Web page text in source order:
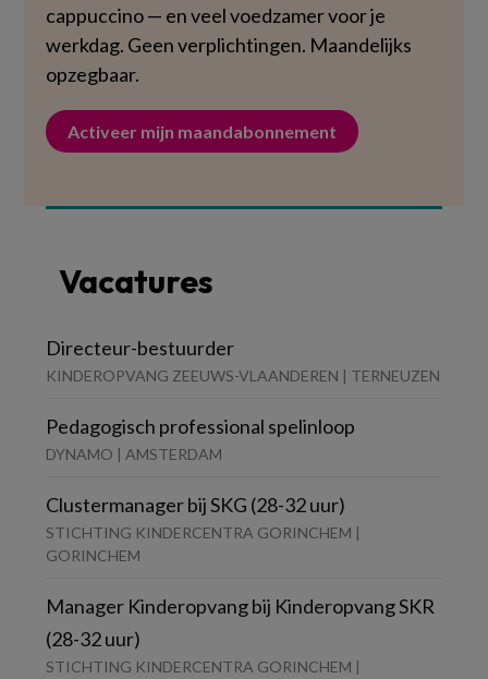
cappuccino — en veel voedzamer voor je
werkdag. Geen verplichtingen. Maandelijks
opzegbaar.
Activeer mijn maandabonnement
Vacatures
Directeur-bestuurder
KINDEROPVANG ZEEUWS-VLAANDEREN | TERNEUZEN
Pedagogisch professional spelinloop
DYNAMO | AMSTERDAM
Clustermanager bij SKG (28-32 uur)
STICHTING KINDERCENTRA GORINCHEM |
GORINCHEM
Manager Kinderopvang bij Kinderopvang SKR
(28-32 uur)
STICHTING KINDERCENTRA GORINCHEM |